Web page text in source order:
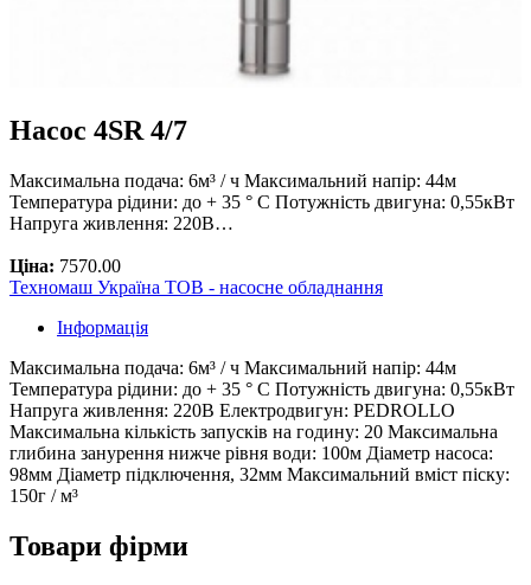
Насос 4SR 4/7
Максимальна подача: 6м³ / ч Максимальний напір: 44м
Температура рідини: до + 35 ° С Потужність двигуна: 0,55кВт
Напруга живлення: 220В…
Ціна: 7570.00
Техномаш Україна ТОВ - насосне обладнання
Інформація
Максимальна подача: 6м³ / ч Максимальний напір: 44м
Температура рідини: до + 35 ° С Потужність двигуна: 0,55кВт
Напруга живлення: 220В Електродвигун: PEDROLLO
Максимальна кількість запусків на годину: 20 Максимальна
глибина занурення нижче рівня води: 100м Діаметр насоса:
98мм Діаметр підключення, 32мм Максимальний вміст піску:
150г / м³
Товари фірми